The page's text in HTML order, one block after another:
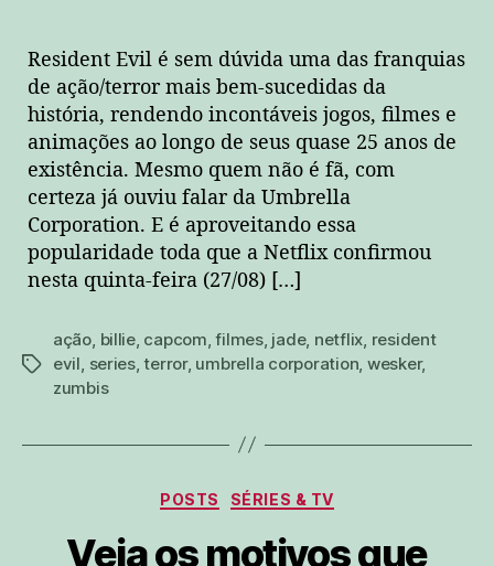
Resident Evil é sem dúvida uma das franquias
de ação/terror mais bem-sucedidas da
história, rendendo incontáveis jogos, filmes e
animações ao longo de seus quase 25 anos de
existência. Mesmo quem não é fã, com
certeza já ouviu falar da Umbrella
Corporation. E é aproveitando essa
popularidade toda que a Netflix confirmou
nesta quinta-feira (27/08) […]
tags
ação, billie, capcom,filmes, jade, netflix, resident
evil, series,terror, umbrella corporation, wesker,
zumbis
Categorias
POSTS SÉRIES & TV
Veja os motivos que